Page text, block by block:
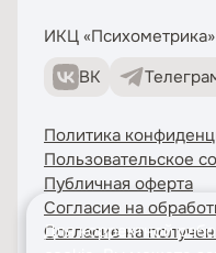
ИКЦ «Психометрика»
ВК
Политика
Пользовательское
Публичная оферта
Согласие на
Согласие на
Для корректной